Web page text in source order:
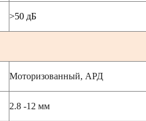
>50 дБ
Моторизованный, АРД
2.8 -12 мм